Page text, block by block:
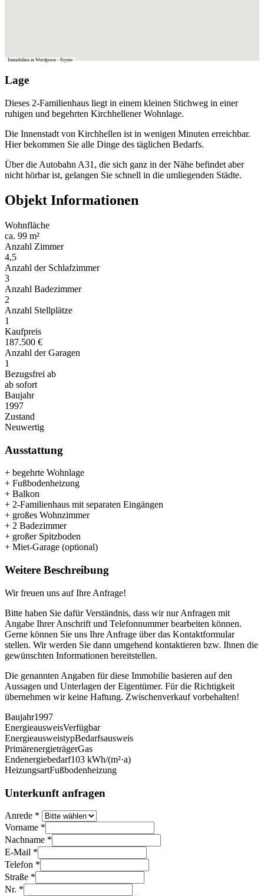
Immobilien in Wordpress - Frymo
Lage
Dieses 2-Familienhaus liegt in einem kleinen Stichweg in einer
ruhigen und begehrten Kirchhellener Wohnlage.
Die Innenstadt von Kirchhellen ist in wenigen Minuten erreichbar.
Hier bekommen Sie alle Dinge des täglichen Bedarfs.
Über die Autobahn A31, die sich ganz in der Nähe befindet aber
nicht hörbar ist, gelangen Sie schnell in die umliegenden Städte.
Objekt Informationen
Wohnfläche
ca. 99 m²
Anzahl Zimmer
4,5
Anzahl der Schlafzimmer
3
Anzahl Badezimmer
2
Anzahl Stellplätze
1
Kaufpreis
187.500 €
Anzahl der Garagen
1
Bezugsfrei ab
ab sofort
Baujahr
1997
Zustand
Neuwertig
Ausstattung
+ begehrte Wohnlage
+ Fußbodenheizung
+ Balkon
+ 2-Familienhaus mit separaten Eingängen
+ großes Wohnzimmer
+ 2 Badezimmer
+ großer Spitzboden
+ Miet-Garage (optional)
Weitere Beschreibung
Wir freuen uns auf Ihre Anfrage!
Bitte haben Sie dafür Verständnis, dass wir nur Anfragen mit
Angabe Ihrer Anschrift und Telefonnummer bearbeiten können.
Gerne können Sie uns Ihre Anfrage über das Kontaktformular
stellen. Wir werden Sie dann umgehend kontaktieren bzw. Ihnen die
gewünschten Informationen bereitstellen.
Die genannten Angaben für diese Immobilie basieren auf den
Aussagen und Unterlagen der Eigentümer. Für die Richtigkeit
übernehmen wir keine Haftung. Zwischenverkauf vorbehalten!
Baujahr1997
EnergieausweisVerfügbar
Energie­ausweistypBedarfsausweis
PrimärenergieträgerGas
Endenergiebedarf103 kWh/(m²·a)
HeizungsartFußbodenheizung
Unterkunft anfragen
Anrede *
Vorname *
Nachname *
E-Mail *
Telefon *
Straße *
Nr. *